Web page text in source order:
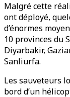
Malgré cette
ont déployé,
d’énormes
10 provinces du
Diyarbakir,
Sanliurfa.
Les sauveteurs
bord d’un